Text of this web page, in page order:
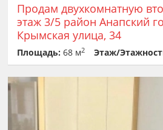
Продам двухкомнатную
этаж 3/5 район Анапский
Крымская улица, 34
Площадь:68 м2 Этаж/